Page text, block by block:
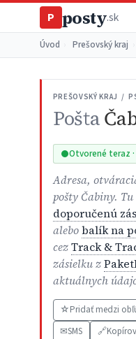
P posty.sk
Úvod Prešovský kraj
PREŠOVSKÝ KRAJ /
Pošta
Otvorené teraz
Adresa,
pošty Čabiny.
doporučenú
alebobalík na
cezTrack &
zásielku z
aktuálnych
☆Pridať medzi
✉SMS 🔗